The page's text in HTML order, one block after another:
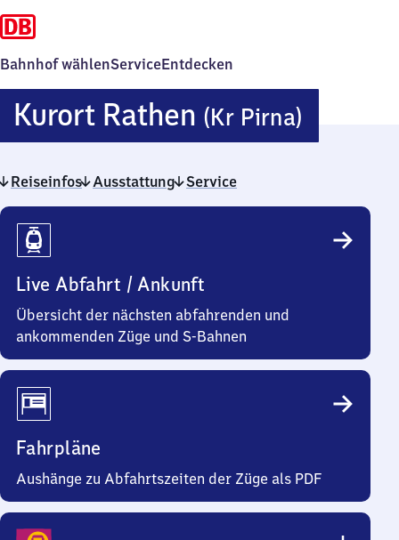
Bahnhof wählenServiceEntdecken
Kurort Rathen (Kr Pirna)
Rathen
Pirna)
Reiseinfos Ausstattung Service
Reiseinfos
Live Abfahrt / Ankunft
Übersicht der nächsten abfahrenden und
ankommenden Züge und S-Bahnen
Fahrpläne
Aushänge zu Abfahrtszeiten der Züge als PDF